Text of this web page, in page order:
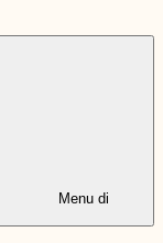
Menu di